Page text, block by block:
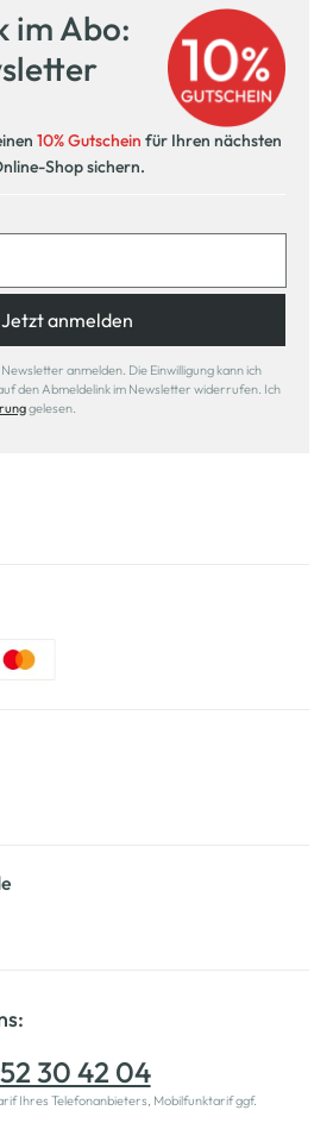
im Abo:
10% Gutschein für Ihren nächsten
Shop sichern.
Jetzt anmelden
anmelden. Die Einwilligung kann ich
den Abmeldelink im Newsletter widerrufen. Ich
gelesen.
30 42 04
Ihres Telefonanbieters, Mobilfunktarif ggf.